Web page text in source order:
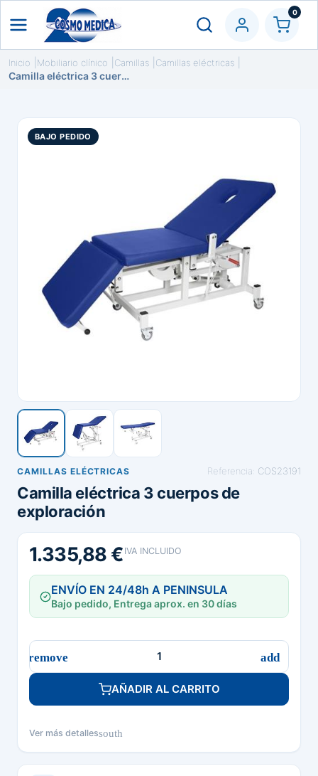
0
Inicio Mobiliario clínico Camillas Camillas eléctricas
Camilla eléctrica 3 cuerpos de exploración
BAJO PEDIDO
CAMILLAS ELÉCTRICAS Referencia: COS23191
Camilla eléctrica 3 cuerpos de
exploración
1.335,88 € IVA INCLUIDO
ENVÍO EN 24/48h A PENINSULA
Bajo pedido, Entrega aprox. en 30 días
AÑADIR AL CARRITO
Ver más detallessouth